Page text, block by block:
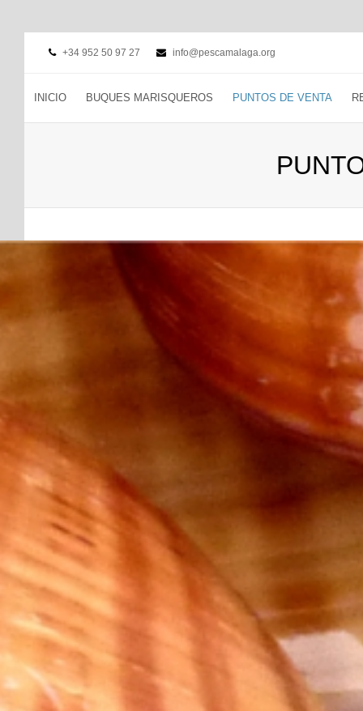
+34 952 50 97 27 info@pescamalaga.org
INICIO BUQUES MARISQUEROS PUNTOS DE VENTA